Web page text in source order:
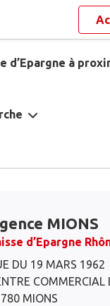
d’Epargne à
MIONS
d’Epargne
DU 19 MARS 1962
COMMERCIAL
MIONS